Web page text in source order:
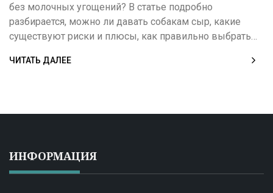
без молочных угощений? В статье подробно
разбирается, можно ли давать собакам сыр, какие
существуют риски и плюсы, как правильно выбрать
здоровья. Привожу советы из личного опыта,
ЧИТАТЬ ДАЛЕЕ
ИНФОРМАЦИЯ